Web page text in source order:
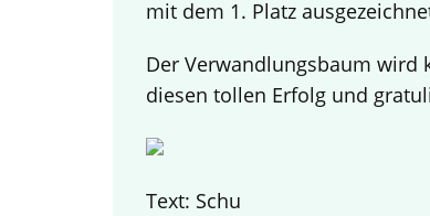
mit dem 1. Platz
Der Verwandlungsbaum wird
diesen tollen Erfolg und
Text: Schu